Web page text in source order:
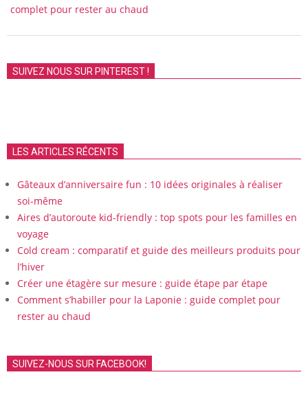
complet pour rester au chaud
SUIVEZ NOUS SUR PINTEREST !
LES ARTICLES RÉCENTS
Gâteaux d’anniversaire fun : 10 idées originales à réaliser
soi-même
Aires d’autoroute kid-friendly : top spots pour les familles en
voyage
Cold cream : comparatif et guide des meilleurs produits pour
l’hiver
Créer une étagère sur mesure : guide étape par étape
Comment s’habiller pour la Laponie : guide complet pour
rester au chaud
SUIVEZ-NOUS SUR FACEBOOK!